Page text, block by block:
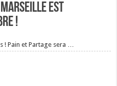
Marseille est
!
Pain et Partage sera …